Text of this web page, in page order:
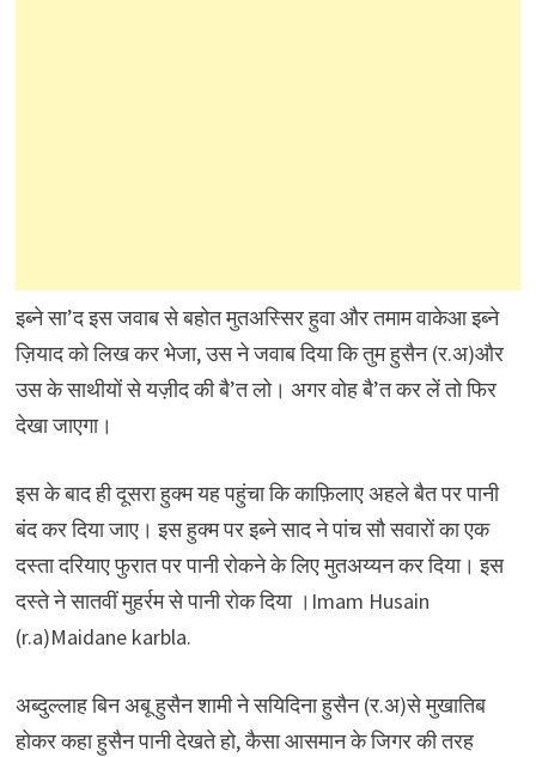
इब्ने सा’द इस जवाब से बहोत मुतअस्सिर हुवा और तमाम वाकेआ इब्ने
ज़ियाद को लिख कर भेजा, उस ने जवाब दिया कि तुम हुसैन (र.अ)और
उस के साथीयों से यज़ीद की बै’त लो। अगर वोह बै’त कर लें तो फिर
देखा जाएगा।
इस के बाद ही दूसरा हुक्म यह पहुंचा कि काफ़िलाए अहले बैत पर पानी
बंद कर दिया जाए। इस हुक्म पर इब्ने साद ने पांच सौ सवारों का एक
दस्ता दरियाए फुरात पर पानी रोकने के लिए मुतअय्यन कर दिया। इस
दस्ते ने सातवीं मुहर्रम से पानी रोक दिया ।Imam Husain
(r.a)Maidane karbla.
अब्दुल्लाह बिन अबू हुसैन शामी ने सयिदिना हुसैन (र.अ)से मुखातिब
होकर कहा हुसैन पानी देखते हो, कैसा आसमान के जिगर की तरह